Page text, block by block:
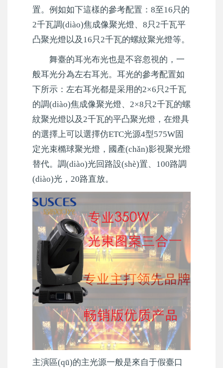
置。例如如下這樣的參考配置：8至16只的
2千瓦調(diào)焦成像聚光燈、8只2千瓦平
凸聚光燈以及16只2千瓦的螺紋聚光燈等。
舞臺的耳光布光也是不容忽視的，一
般耳光分為左右耳光。耳光的參考配置如
下所示：左右耳光都是采用的2×6只2千瓦
的調(diào)焦成像聚光燈、2×8只2千瓦的螺
紋聚光燈以及2千瓦的平凸聚光燈，在燈具
的選擇上可以選擇仿ETC光源4型575W固
定光束橢球聚光燈，國產(chǎn)影視聚光燈
替代。調(diào)光回路設(shè)置、100路調
(diào)光，20路直放。
主演區(qū)的主光源一般是來自于假臺口